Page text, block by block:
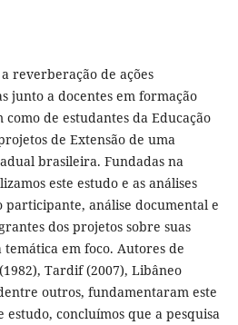
reverberação de ações
junto a docentes em formação
de estudantes da Educação
de Extensão de uma
brasileira. Fundadas na
este estudo e as análises
participante, análise documental e
dos projetos sobre suas
em foco. Autores de
Tardif (2007), Libâneo
outros, fundamentaram este
estudo, concluímos que a pesquisa